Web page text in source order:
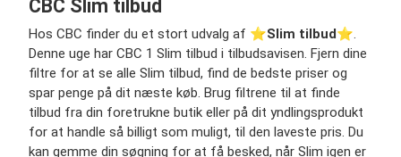
CBC Slim tilbud
Hos CBC finder du et stort udvalg af ⭐️Slim tilbud⭐️.
Denne uge har CBC 1 Slim tilbud i tilbudsavisen. Fjern dine
filtre for at se alle Slim tilbud, find de bedste priser og
spar penge på dit næste køb. Brug filtrene til at finde
tilbud fra din foretrukne butik eller på dit yndlingsprodukt
for at handle så billigt som muligt, til den laveste pris. Du
kan gemme din søgning for at få besked, når Slim igen er